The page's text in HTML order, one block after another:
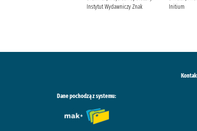
Instytut Wydawniczy Znak
Initium
Dane pochodzą z systemu: